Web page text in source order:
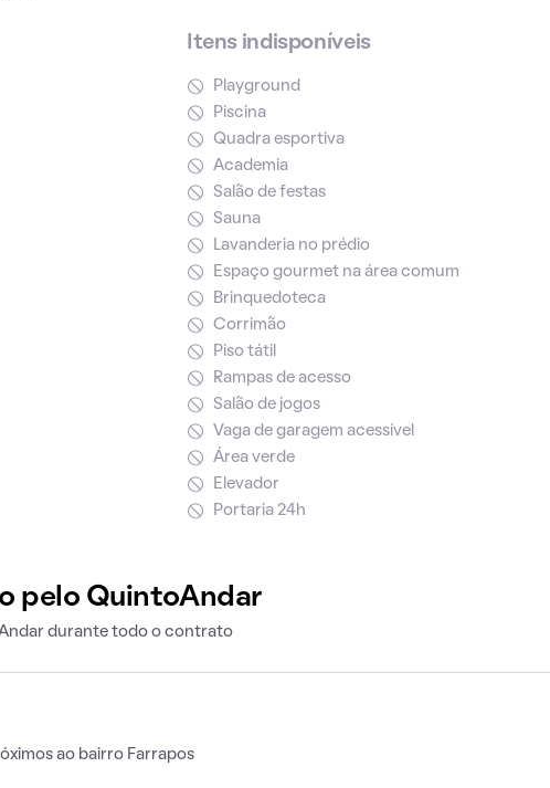
Itens indisponíveis
Playground
Piscina
Quadra esportiva
Academia
Salão de festas
Sauna
Lavanderia no prédio
Espaço gourmet na área comum
Brinquedoteca
Corrimão
Piso tátil
Rampas de acesso
Salão de jogos
Vaga de garagem acessível
Área verde
Elevador
Portaria 24h
pelo QuintoAndar
durante todo o contrato
ao bairro Farrapos